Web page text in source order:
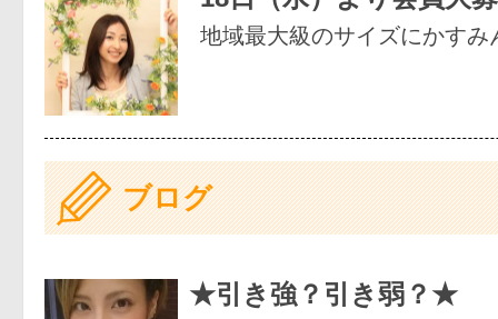
地域最大級のサイズにかす
ブログ
★引き強？引き弱？★